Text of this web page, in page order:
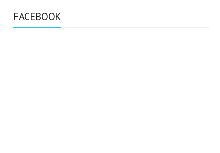
FACEBOOK